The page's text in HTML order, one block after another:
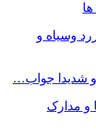
زرد وسیاه و
و مدارک